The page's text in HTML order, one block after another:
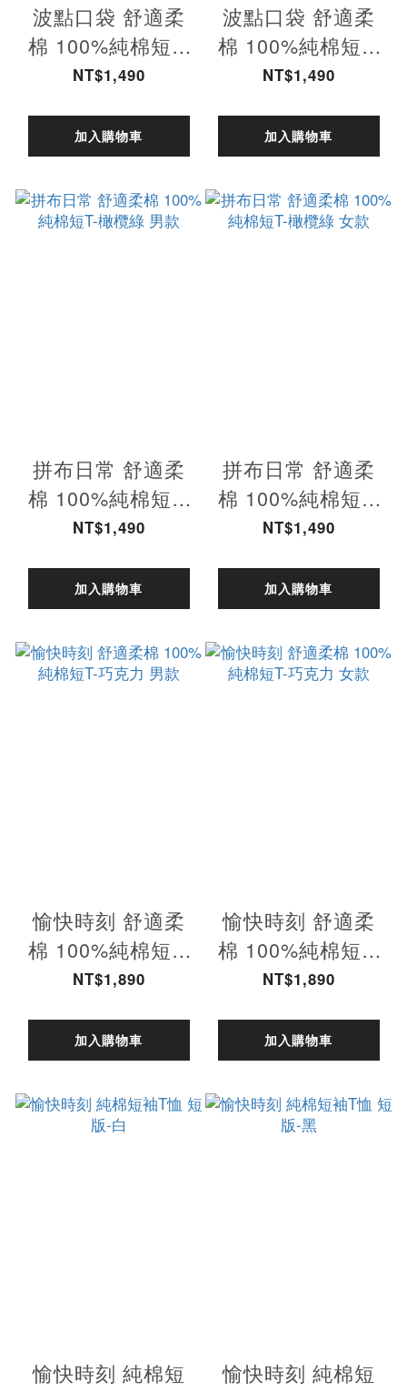
波點口袋 舒適柔
棉 100%純棉短T-
藏青 男款
NT$1,490
加入購物車
波點口袋 舒適柔
棉 100%純棉短T-
藏青 女款
NT$1,490
加入購物車
拼布日常 舒適柔
棉 100%純棉短T-
橄欖綠 男款
NT$1,490
加入購物車
拼布日常 舒適柔
棉 100%純棉短T-
橄欖綠 女款
NT$1,490
加入購物車
愉快時刻 舒適柔
棉 100%純棉短T-
巧克力 男款
NT$1,890
加入購物車
愉快時刻 舒適柔
棉 100%純棉短T-
巧克力 女款
NT$1,890
加入購物車
愉快時刻 純棉短
愉快時刻 純棉短